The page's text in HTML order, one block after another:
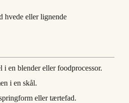
hvede eller lignende
en blender eller foodprocessor.
i en skål.
eller tærtefad.